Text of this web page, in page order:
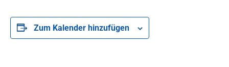
Zum Kalender hinzufügen